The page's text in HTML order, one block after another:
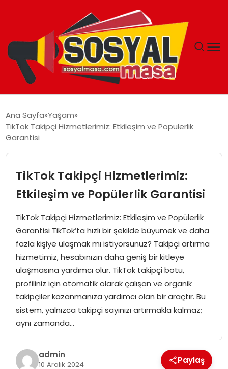
EKONOMI
EĞITIM
SPOR
GÜNDEM
MAGAZIN
Ana Sayfa Yaşam
TikTok Takipçi Hizmetlerimiz: Etkileşim ve Popülerlik
Garantisi
TikTok Takipçi Hizmetlerimiz:
Etkileşim ve Popülerlik Garantisi
TikTok Takipçi Hizmetlerimiz: Etkileşim ve Popülerlik
Garantisi TikTok’ta hızlı bir şekilde büyümek ve daha
fazla kişiye ulaşmak mı istiyorsunuz? Takipçi artırma
hizmetimiz, hesabınızın daha geniş bir kitleye
ulaşmasına yardımcı olur. TikTok takipçi botu,
profiliniz için otomatik olarak çalışan ve organik
takipçiler kazanmanıza yardımcı olan bir araçtır. Bu
sistem, yalnızca takipçi sayınızı artırmakla kalmaz;
aynı zamanda…
admin
10 Aralık 2024 Paylaş